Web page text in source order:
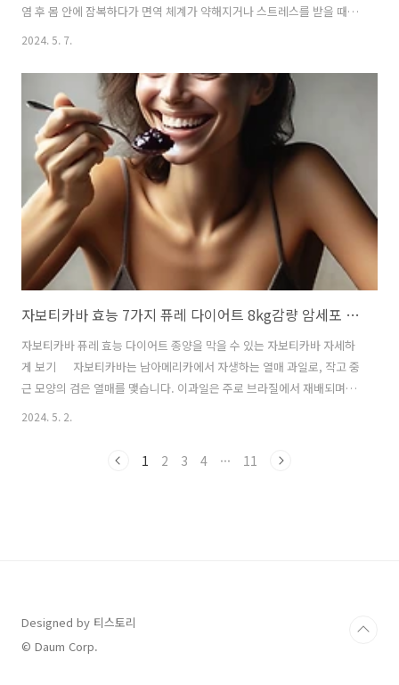
염 후 몸 안에 잠복하다가 면역 체계가 약해지거나 스트레스를 받을 때
활성화되어 입술 주변에 물집을 형성합니다. 이러한 물집들은 가려움, 통
포진의 초기 증상을 느꼈을 때 신속한 대처는 증상을 완화하고 빠른 회복
에 도움을 줄 수 있습니다. 이 글에서는 입술포진의 주요 원인과 함께, 효
과적인 연고 사용법과 빨리 낫는 방법에 대해 알아보도록 하겠습니다. 이
정보들은 입술포진으로 고통 받는 이들에게 실질적인 도움을 제공할 수
있을 것입니다. 💋입술포진 주요 원인 1. 직접 접촉 감염입술포진은 대
부분..
2024. 5. 7.
자보티카바 효능 7가지 퓨레 다이어트 8kg감량 암세포 성장을 막는 자보티카바 알아보자
자보티카바 퓨레 효능 다이어트 종양을 막을 수 있는 자보티카바 자세하
게 보기 자보티카바는 남아메리카에서 자생하는 열매 과일로, 작고 중
근 모양의 검은 열매를 맺습니다. 이과일은 주로 브라질에서 재배되며,
최근에는 건강식품으로 각광받고 있습니다. 자보티카바는 높은 항산화
습니다. 특히, 자보티카바 퓨레는 이러한 성분을 효과적으로 섭취할 수
2024. 5. 2.
1 2 3 4 ··· 11
Designed by 티스토리
© Daum Corp.